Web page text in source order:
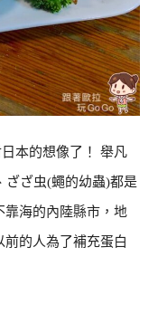
本的想像了！ 舉凡
ざざ虫(蠅的幼蟲)都是
靠海的內陸縣市，地
的人為了補充蛋白